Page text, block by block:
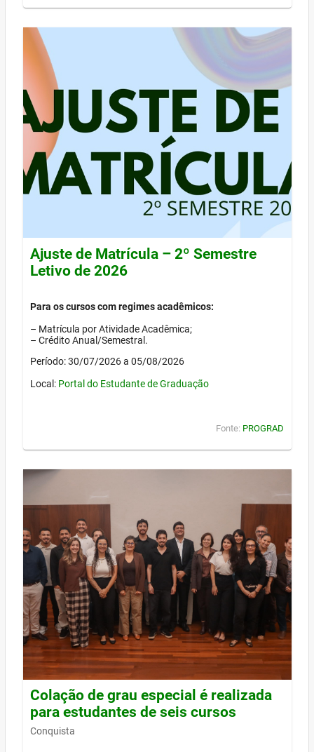
Ajuste de Matrícula – 2º Semestre
Letivo de 2026
Para os cursos com regimes acadêmicos:
– Matrícula por Atividade Acadêmica;
– Crédito Anual/Semestral.
Período: 30/07/2026 a 05/08/2026
Local: Portal do Estudante de Graduação
Fonte: PROGRAD
Colação de grau especial é realizada
para estudantes de seis cursos
Conquista